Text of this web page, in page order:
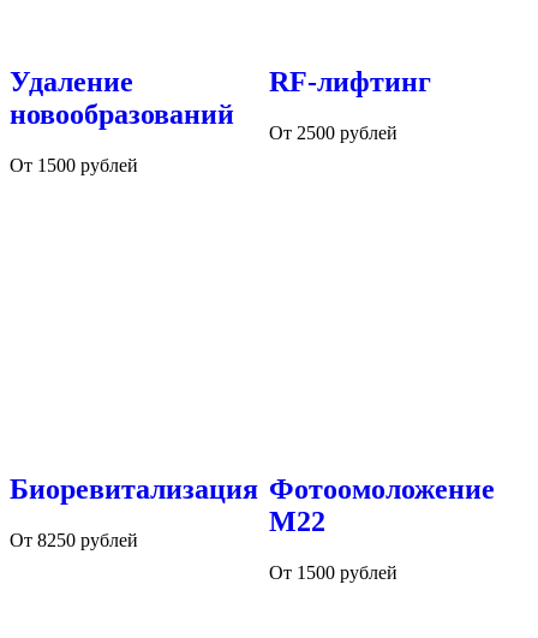
Удаление
новообразований
От 1500 рублей
RF-лифтинг
От 2500 рублей
Биоревитализация
От 8250 рублей
Фотоомоложение
М22
От 1500 рублей